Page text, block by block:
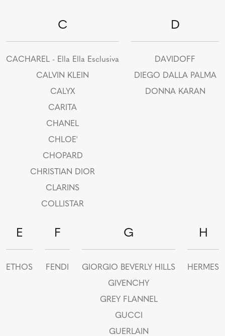
C
CACHAREL - Ella Ella Esclusiva
CALVIN KLEIN
CALYX
CARITA
CHANEL
CHLOE'
CHOPARD
CHRISTIAN DIOR
CLARINS
COLLISTAR
D
DAVIDOFF
DIEGO DALLA PALMA
DONNA KARAN
E
ETHOS
F
FENDI
G
GIORGIO BEVERLY HILLS
GIVENCHY
GREY FLANNEL
GUCCI
GUERLAIN
H
HERMES